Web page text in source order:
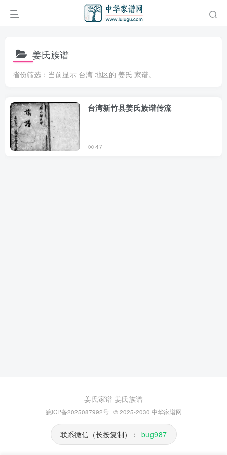
姜氏族谱
省份筛选：当前显示 台湾 地区的 姜氏 家谱。
台湾新竹县姜氏族谱传流
47
姜氏家谱 姜氏族谱
皖ICP备2025087992号· © 2025-2030 中华家谱网
联系微信（长按复制）： bug987